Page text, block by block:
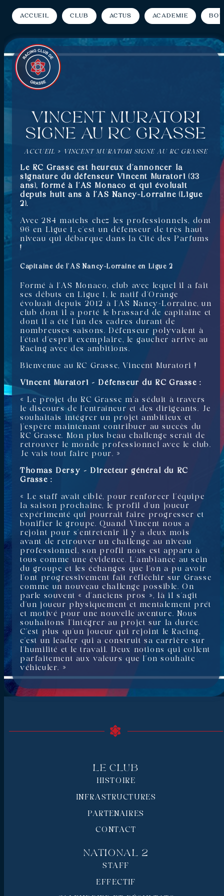
Accueil Club Actus Académie
Vincent Muratori
signe au RC Grasse
ACCUEIL » VINCENT MURATORI SIGNE AU RC GRASSE
Le RC Grasse est heureux d’annoncer la
signature du défenseur Vincent Muratori (33
ans), formé à l’AS Monaco et qui évoluait
depuis huit ans à l’AS Nancy-Lorraine (Ligue
2).
Avec 284 matchs chez les professionnels, dont
96 en Ligue 1, c’est un défenseur de très haut
niveau qui débarque dans la Cité des Parfums
!
Capitaine de l’AS Nancy-Lorraine en Ligue 2
Formé à l’AS Monaco, club avec lequel il a fait
ses débuts en Ligue 1, le natif d’Orange
évoluait depuis 2012 à l’AS Nancy-Lorraine, un
club dont il a porté le brassard de capitaine et
dont il a été l’un des cadres durant de
nombreuses saisons. Défenseur polyvalent à
l’état d’esprit exemplaire, le gaucher arrive au
Racing avec des ambitions.
Bienvenue au RC Grasse, Vincent Muratori !
Vincent Muratori – Défenseur du RC Grasse :
« Le projet du RC Grasse m’a séduit à travers
le discours de l’entraîneur et des dirigeants. Je
souhaitais intégrer un projet ambitieux et
j’espère maintenant contribuer au succès du
RC Grasse. Mon plus beau challenge serait de
retrouver le monde professionnel avec le club.
Je vais tout faire pour. »
Thomas Dersy – Directeur général du RC
Grasse :
« Le staff avait ciblé, pour renforcer l’équipe
la saison prochaine, le profil d’un joueur
expérimenté qui pourrait faire progresser et
bonifier le groupe. Quand Vincent nous a
rejoint pour s’entretenir il y a deux mois
avant de retrouver un challenge au niveau
professionnel, son profil nous est apparu à
tous comme une évidence. L’ambiance au sein
du groupe et les échanges que l’on a pu avoir
l’ont progressivement fait réfléchir sur Grasse
comme un nouveau challenge possible. On
parle souvent « d’anciens pros », là il s’agit
d’un joueur physiquement et mentalement prêt
et motivé pour une nouvelle aventure. Nous
souhaitons l’intégrer au projet sur la durée.
C’est plus qu’un joueur qui rejoint le Racing,
c’est un leader qui a construit sa carrière sur
l’humilité et le travail. Deux notions qui collent
parfaitement aux valeurs que l’on souhaite
véhiculer. »
Le Club
HISTOIRE
INFRASTRUCTURES
PARTENAIRES
CONTACT
National 2
STAFF
EFFECTIF